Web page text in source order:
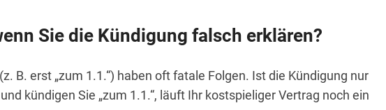
Sie die Kündigung falsch erklären?
B. erst „zum 1.1.“) haben oft fatale Folgen. Ist die Kündigung nur
kündigen Sie „zum 1.1.“, läuft Ihr kostspieliger Vertrag noch ein